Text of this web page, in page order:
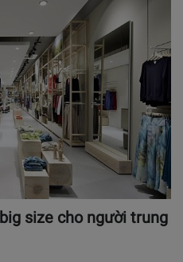
size cho người trung